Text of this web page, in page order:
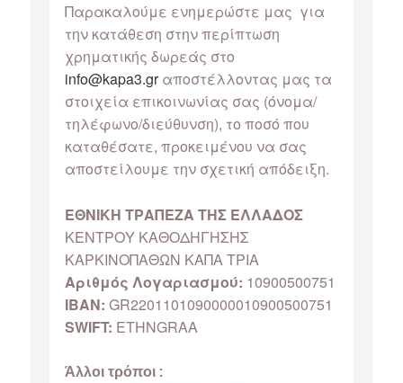
Παρακαλούμε ενημερώστε μας για
την κατάθεση στην περίπτωση
χρηματικής δωρεάς στο
info@kapa3.grαποστέλλοντας μας τα
στοιχεία επικοινωνίας σας (όνομα/
τηλέφωνο/διεύθυνση), το ποσό που
καταθέσατε, προκειμένου να σας
αποστείλουμε την σχετική απόδειξη.
ΕΘΝΙΚΗ ΤΡΑΠΕΖΑ ΤΗΣ ΕΛΛΑΔΟΣ
ΚΕΝΤΡΟΥ ΚΑΘΟΔΗΓΗΣΗΣ
ΚΑΡΚΙΝΟΠΑΘΩΝ ΚΑΠΑ ΤΡΙΑ
Αριθμός Λογαριασμού: 10900500751
IBAN: GR2201101090000010900500751
SWIFT: ETHNGRAA
Άλλοι τρόποι :